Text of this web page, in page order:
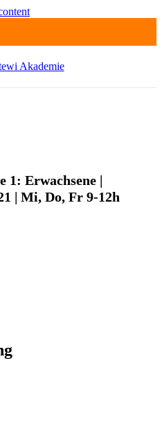
1: Erwachsene |
| Mi, Do, Fr 9-12h